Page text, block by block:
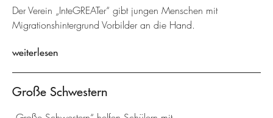
Der Verein „InteGREATer“ gibt jungen Menschen mit
Migrationshintergrund Vorbilder an die Hand.
weiterlesen
Große Schwestern